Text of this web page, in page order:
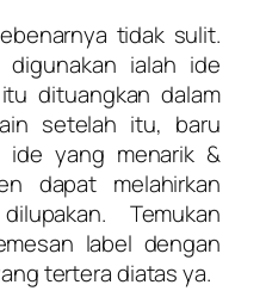
tidak sulit.
ialah ide
dituangkan dalam
setelah itu, baru
yang menarik &
dapat melahirkan
Temukan
label dengan
tertera diatas ya.